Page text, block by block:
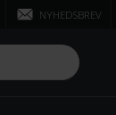
NYHEDSBREV